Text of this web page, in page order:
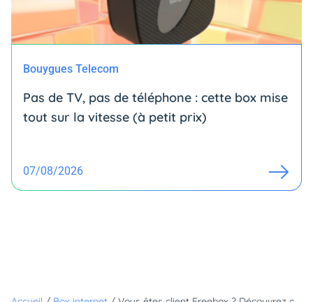
Bouygues Telecom
Pas de TV, pas de téléphone : cette box mise
tout sur la vitesse (à petit prix)
07/08/2026